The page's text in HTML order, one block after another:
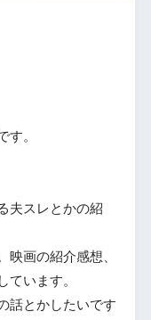
す。
夫スレとかの紹
映画の紹介感想、
ています。
話とかしたいです